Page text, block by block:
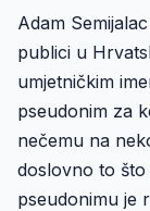
Adam
publici u
umjetničkim
pseudonim za
nečemu na
doslovno to
pseudonimu je